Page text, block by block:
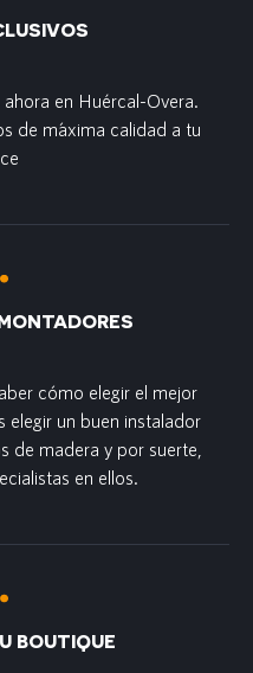
en Huércal-Overa.
de m´axima calidad a tu
cómo elegir el mejor
elegir un buen instalador
de madera y por suerte,
en ellos.
BOUTIQUE